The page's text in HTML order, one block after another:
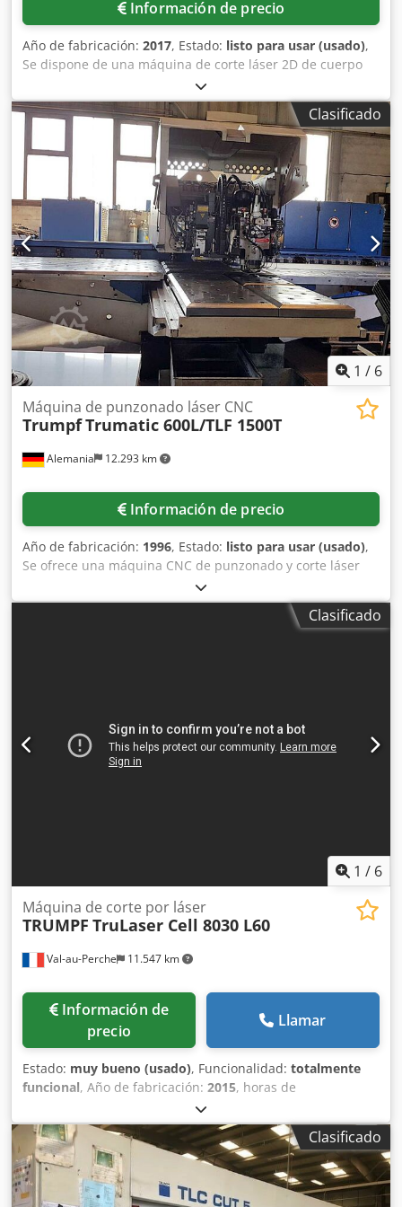
Información de precio
Año de fabricación: 2017, Estado: listo para usar (usado),
Se dispone de una máquina de corte láser 2D de cuerpo
sólido CNC, marca Trumpf. Fuente láser: Trumpf TruDisk
4001, potencia láser: 4 kW, longitud de onda: 1030 nm,
dimensiones de trabajo X/Y: 3000 mm/1500 mm, recorrido
Z: 75 mm, peso máximo de la pieza de trabajo: 900 kg,
velocidad máxima de desplazamiento simultáneo: 140
m/min, espesor máximo de acero estructural: 25 mm,
paletas intercambiables: 2. Dimensiones de la máquina
X/Y/Z: aproximadamente 8300 mm/6800 mm/2300 mm,
peso: aproximadamente 7750 kg. Se dispone de la
documentación. Es posible realizar una inspección en las
instalaciones. Se estima que estará disponible a partir de
2027. Cedszk Nbcopfx Acyorf
Clasificado
1 / 6
Alemania 12.293 km
Máquina de punzonado láser CNC
TrumpfTrumatic 600L/TLF 1500T
Información de precio
Año de fabricación: 1996, Estado: listo para usar (usado),
Se ofrece una máquina CNC de punzonado y corte láser
Trumpf que requiere reparación, incluyendo la fuente
láser y el generador de alta frecuencia. Fuerza de corte:
220 kN, potencia del láser: 1500 W, potencia de sujeción:
Clasificado
1 / 6
Val-au-Perche 11.547 km
Máquina de corte por láser
TRUMPF TruLaser Cell 8030 L60
Información de
precio
Llamar
Estado: muy bueno (usado), Funcionalidad: totalmente
funcional, Año de fabricación: 2015, horas de
, número de máquina/vehículo:
S1631C0027, horas de láser:40.000 h, potencia del láser:
3.000 W, Equipamiento:
barrera fotoeléctrica de
seguridad, documentación / manual, unidad de
refrigeración, En venta – TRUMPF TruLaser Cell 8030 (2015)
| Sistema de corte por láser 3D Oportunidad única para
Clasificado